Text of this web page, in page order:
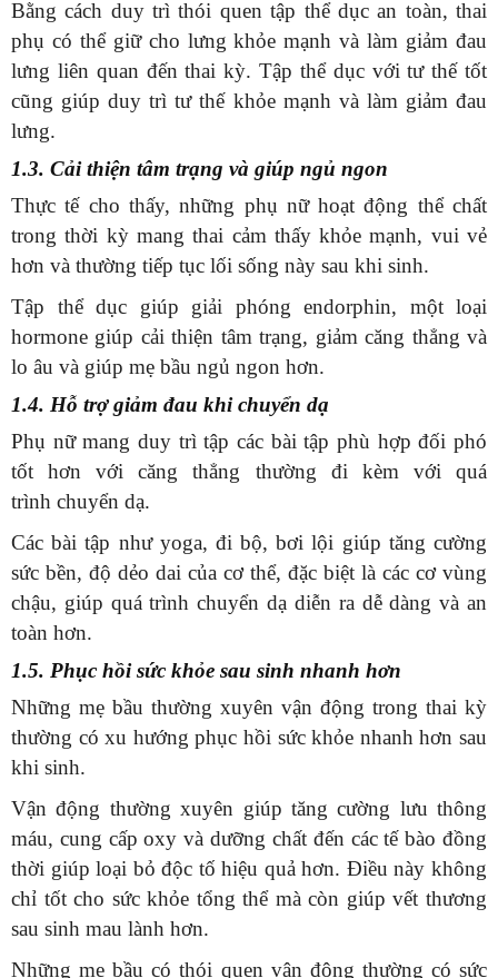
Bằng cách duy trì thói quen tập thể dục an toàn, thai
phụ có thể giữ cho lưng khỏe mạnh và làm giảm đau
lưng liên quan đến thai kỳ. Tập thể dục với tư thế tốt
cũng giúp duy trì tư thế khỏe mạnh và làm giảm đau
lưng.
1.3. Cải thiện tâm trạng và giúp ngủ ngon
Thực tế cho thấy, những phụ nữ hoạt động thể chất
trong thời kỳ mang thai cảm thấy khỏe mạnh, vui vẻ
hơn và thường tiếp tục lối sống này sau khi sinh.
Tập thể dục giúp giải phóng endorphin, một loại
hormone giúp cải thiện tâm trạng, giảm căng thẳng và
lo âu và giúp mẹ bầu ngủ ngon hơn.
1.4. Hỗ trợ giảm đau khi chuyển dạ
Phụ nữ mang duy trì tập các bài tập phù hợp đối phó
tốt hơn với căng thẳng thường đi kèm với quá
trình chuyển dạ.
Các bài tập như yoga, đi bộ, bơi lội giúp tăng cường
sức bền, độ dẻo dai của cơ thể, đặc biệt là các cơ vùng
chậu, giúp quá trình chuyển dạ diễn ra dễ dàng và an
toàn hơn.
1.5. Phục hồi sức khỏe sau sinh nhanh hơn
Những mẹ bầu thường xuyên vận động trong thai kỳ
thường có xu hướng phục hồi sức khỏe nhanh hơn sau
khi sinh.
Vận động thường xuyên giúp tăng cường lưu thông
máu, cung cấp oxy và dưỡng chất đến các tế bào đồng
thời giúp loại bỏ độc tố hiệu quả hơn. Điều này không
chỉ tốt cho sức khỏe tổng thể mà còn giúp vết thương
sau sinh mau lành hơn.
Những mẹ bầu có thói quen vận động thường có sức